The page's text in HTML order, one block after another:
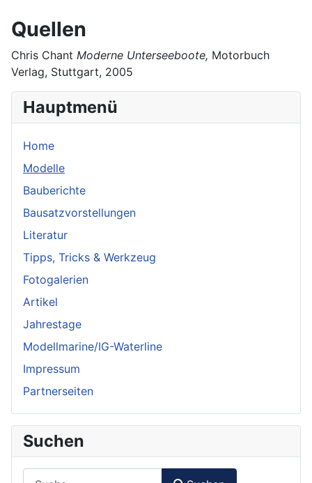
Hauptmenü
Home
Modelle
Bauberichte
Bausatzvorstellungen
Literatur
Tipps, Tricks & Werkzeug
Fotogalerien
Artikel
Jahrestage
Modellmarine/IG-Waterline
Impressum
Partnerseiten
Suchen
Quellen
Chris Chant Moderne Unterseeboote, Motorbuch
Verlag, Stuttgart, 2005